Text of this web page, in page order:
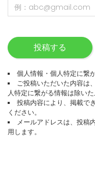
投稿する
個人情報・個人特定に繋
ご投稿いただいた内容は
人特定に繋がる情報は除いた
投稿内容により、掲載で
ください。
メールアドレスは、投稿
用します。